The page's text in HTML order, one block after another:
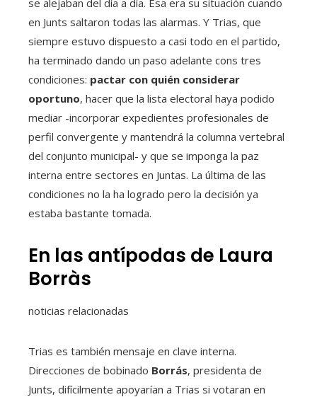
en Junts saltaron todas las alarmas. Y Trias, que
siempre estuvo dispuesto a casi todo en el partido,
ha terminado dando un paso adelante cons tres
condiciones: pactar con quién considerar
oportuno, hacer que la lista electoral haya podido
mediar -incorporar expedientes profesionales de
perfil convergente y mantendrá la columna vertebral
del conjunto municipal- y que se imponga la paz
interna entre sectores en Juntas. La última de las
condiciones no la ha logrado pero la decisión ya
estaba bastante tomada.
En las antípodas de Laura
Borràs
noticias relacionadas
Trias es también mensaje en clave interna.
Direcciones de bobinado Borrás, presidenta de
Junts, difícilmente apoyarían a Trias si votaran en